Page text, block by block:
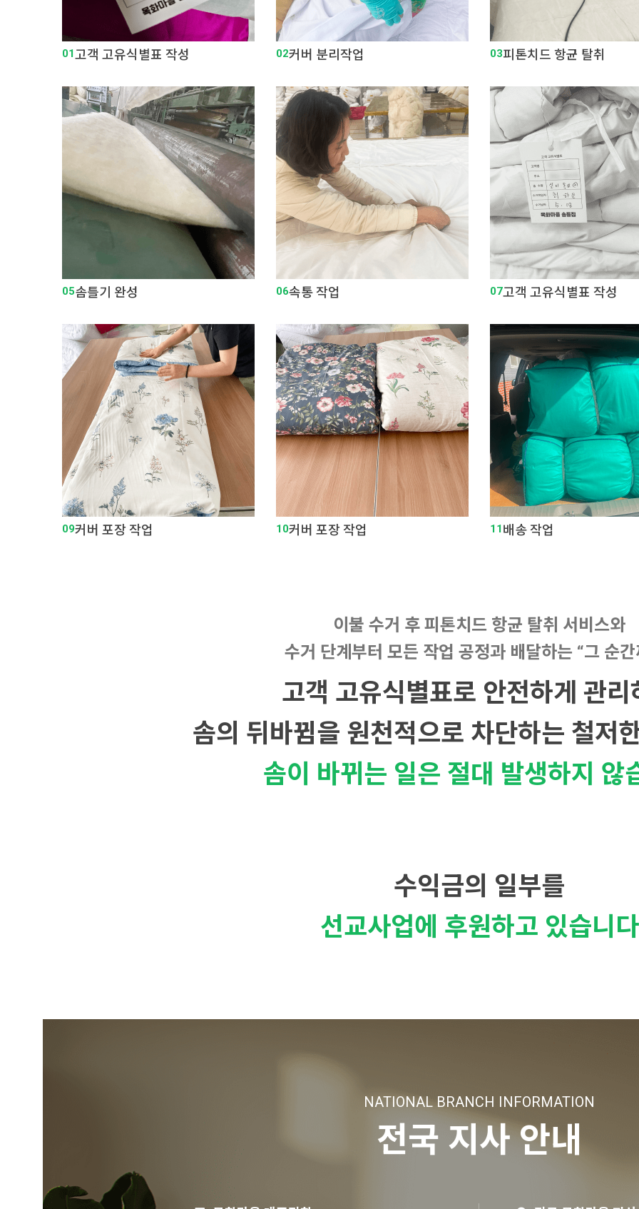
01고객 고유식별표 작성 02커버 분리작업 03피톤치드 항균 탈취
05솜틀기 완성 06속통 작업 07고객 고유식별표 작성
09커버 포장 작업 10커버 포장 작업 11배송 작업
이불 수거 후 피톤치드 항균 탈취 서비스와
수거 단계부터 모든 작업 공정과 배달하는 “그 순
고객 고유식별표로 안전하게 관리
솜의 뒤바뀜을 원천적으로 차단하는 철저
솜이 바뀌는 일은 절대 발생하지 않
수익금의 일부를
선교사업에 후원하고 있습니다
NATIONAL BRANCH INFORMATION
전국 지사 안내